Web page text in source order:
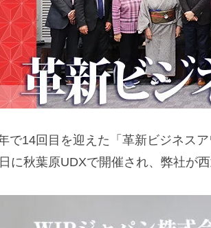
3
9
言
・
2
1
0
国
応
で14回目を迎えた「革新ビジネス
に秋葉原UDXで開催され、弊社が